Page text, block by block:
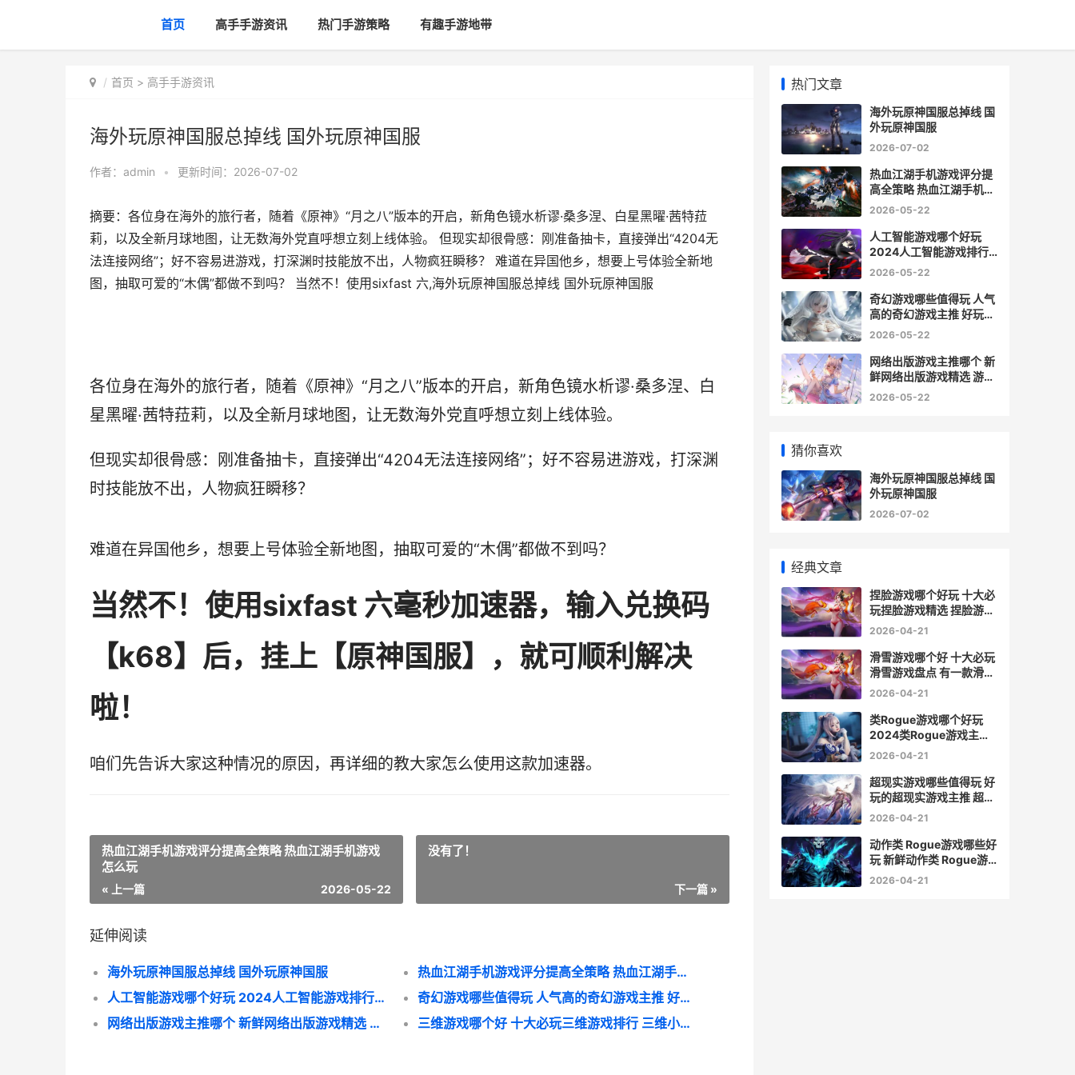
首页 高手手游资讯 热门手游策略 有趣手游地带
首页 > 高手手游资讯
海外玩原神国服总掉线 国外玩原神国服
作者： admin • 更新时间：2026-07-02
摘要：各位身在海外的旅行者，随着《原神》“月之八”版本的开启，新角色镜水析谬·桑多涅、白星黑曜·茜特菈
莉，以及全新月球地图，让无数海外党直呼想立刻上线体验。 但现实却很骨感：刚准备抽卡，直接弹出“4204无
法连接网络”；好不容易进游戏，打深渊时技能放不出，人物疯狂瞬移？ 难道在异国他乡，想要上号体验全新地
图，抽取可爱的“木偶”都做不到吗？ 当然不！使用sixfast 六,海外玩原神国服总掉线 国外玩原神国服
各位身在海外的旅行者，随着《原神》“月之八”版本的开启，新角色镜水析谬·桑多涅、白
星黑曜·茜特菈莉，以及全新月球地图，让无数海外党直呼想立刻上线体验。
但现实却很骨感：刚准备抽卡，直接弹出“4204无法连接网络”；好不容易进游戏，打深渊
时技能放不出，人物疯狂瞬移？
难道在异国他乡，想要上号体验全新地图，抽取可爱的“木偶”都做不到吗？
当然不！使用sixfast 六毫秒加速器，输入兑换码
【k68】后，挂上【原神国服】，就可顺利解决
啦！
咱们先告诉大家这种情况的原因，再详细的教大家怎么使用这款加速器。
热血江湖手机游戏评分提高全策略 热血江湖手机游戏
怎么玩
« 上一篇 2026-05-22
没有了！
下一篇 »
延伸阅读
海外玩原神国服总掉线 国外玩原神国服
热血江湖手机游戏评分提高全策略 热血江湖手机游戏怎么玩
人工智能游戏哪个好玩 2024人工智能游戏排行榜前10 人工智能游戏哪年出现的
奇幻游戏哪些值得玩 人气高的奇幻游戏主推 好玩的奇幻游戏
网络出版游戏主推哪个 新鲜网络出版游戏精选 游戏出版政策
三维游戏哪个好 十大必玩三维游戏排行 三维小游戏
热门文章
海外玩原神国服总掉线 国
外玩原神国服
2026-07-02
热血江湖手机游戏评分提
高全策略 热血江湖手机游
戏怎么玩
2026-05-22
人工智能游戏哪个好玩
2024人工智能游戏排行
榜前10 人工智能游戏哪年
2026-05-22
奇幻游戏哪些值得玩 人气
高的奇幻游戏主推 好玩的
奇幻游戏
2026-05-22
网络出版游戏主推哪个 新
鲜网络出版游戏精选 游戏
出版政策
2026-05-22
猜你喜欢
海外玩原神国服总掉线 国
外玩原神国服
2026-07-02
经典文章
捏脸游戏哪个好玩 十大必
玩捏脸游戏精选 捏脸游戏
哪个好玩
2026-04-21
滑雪游戏哪个好 十大必玩
滑雪游戏盘点 有一款滑雪
游戏 画面很精美
2026-04-21
类Rogue游戏哪个好玩
2024类Rogue游戏主推
roguelite类游戏
2026-04-21
超现实游戏哪些值得玩 好
玩的超现实游戏主推 超现
实游戏哪些是正版
2026-04-21
动作类 Rogue游戏哪些好
玩 新鲜动作类 Rogue游
戏排行榜前10 动作
2026-04-21